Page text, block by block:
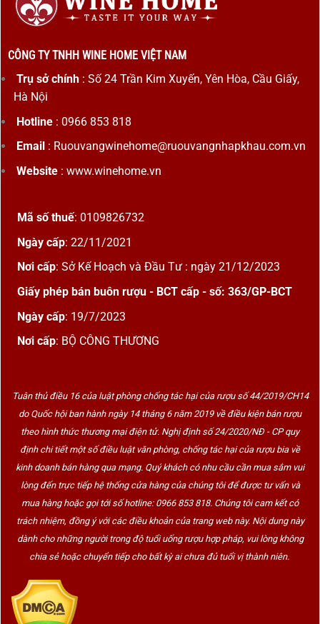
CÔNG TY TNHH WINE HOME VIỆT NAM
Trụ sở chính: Số 24 Trần Kim Xuyến, Yên Hòa, Cầu Giấy,
Hà Nội
Hotline: 0966 853 818
Email : Ruouvangwinehome@ruouvangnhapkhau.com.vn
Website: www.winehome.vn
Mã số thuế: 0109826732
Ngày cấp: 22/11/2021
Nơi cấp: Sở Kế Hoạch và Đầu Tư : ngày 21/12/2023
Giấy phép bán buôn rượu - BCT cấp - số: 363/GP-BCT
Ngày cấp: 19/7/2023
Nơi cấp: BỘ CÔNG THƯƠNG
Tuân thủ điều 16 của luật phòng chống tác hại của rượu số 44/2019/CH14
do Quốc hội ban hành ngày 14 tháng 6 năm 2019 về điều kiện bán rượu
theo hình thức thương mại điện tử. Nghị định số 24/2020/NĐ - CP quy
định chi tiết một số điều luật văn phòng, chống tác hại của rượu bia về
kinh doanh bán hàng qua mạng. Quý khách có nhu cầu cần mua sắm vui
lòng đến trực tiếp hệ thống cửa hàng của chúng tôi để được tư vấn và
mua hàng hoặc gọi tới số hotline: 0966 853 818. Chúng tôi cam kết có
trách nhiệm, đồng ý với các điều khoản của trang web này. Nội dung này
dành cho những người trong độ tuổi uống rượu hợp pháp, vui lòng không
chia sẻ hoặc chuyển tiếp cho bất kỳ ai chưa đủ tuổi vị thành niên.